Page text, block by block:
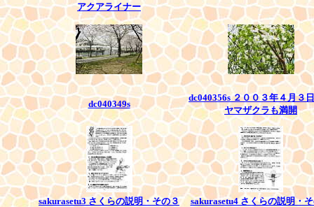
アクアライナー
dc040349s
dc040356s ２００３年４月３
ヤマザクラも満開
sakurasetu3 さくらの説明・その３ sakurasetu4 さくらの説明・